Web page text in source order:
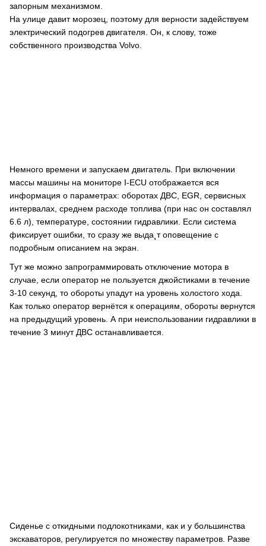
запорным механизмом.
На улице давит морозец, поэтому для верности задействуем
электрический подогрев двигателя. Он, к слову, тоже
собственного производства Volvo.
Немного времени и запускаем двигатель. При включении
массы машины на мониторе I-ECU отображается вся
информация о параметрах: оборотах ДВС, EGR, сервисных
интервалах, среднем расходе топлива (при нас он составлял
6.6 л), температуре, состоянии гидравлики. Если система
фиксирует ошибки, то сразу же выда¸т оповещение с
подробным описанием на экран.
Тут же можно запрограммировать отключение мотора в
случае, если оператор не пользуется джойстиками в течение
3-10 секунд, то обороты упадут на уровень холостого хода.
Как только оператор вернётся к операциям, обороты вернутся
на предыдущий уровень. А при неиспользовании гидравлики в
течение 3 минут ДВС останавливается.
Сиденье с откидными подлокотниками, как и у большинства
экскаваторов, регулируется по множеству параметров. Разве